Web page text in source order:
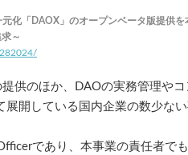
化「DAOX」のオープンベータ版提供
～
供のほか、DAOの実務管理や
展開している国内企業の数少な
であり、本事業の責任者で